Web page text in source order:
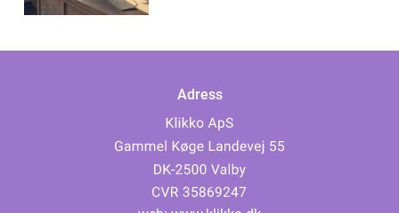
Adress